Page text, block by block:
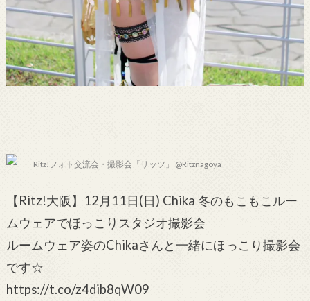
Ritz!フォト交流会・撮影会「リッツ」 @Ritznagoya
【Ritz!大阪】12月11日(日) Chika 冬のもこもこルー
ムウェアでほっこりスタジオ撮影会
ルームウェア姿のChikaさんと一緒にほっこり撮影会
です☆
https://t.co/z4dib8qW09